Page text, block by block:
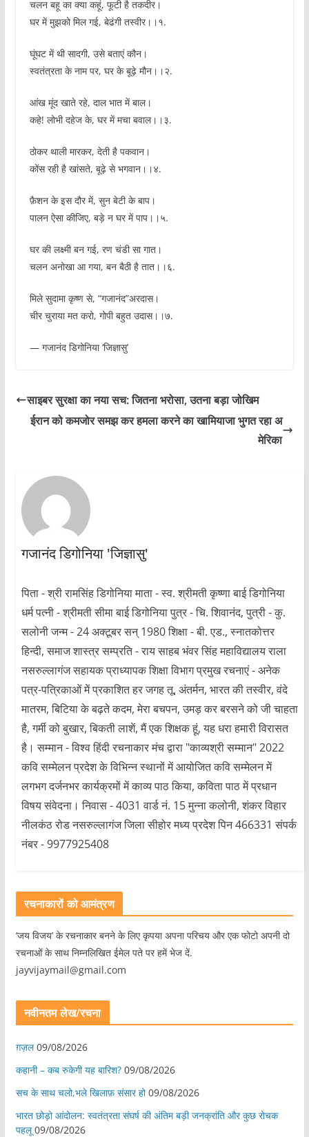
चलन बहू का क्या कहूं, फूटी है तकदीर।
घर में मुझको मिल गई, बेढंगी तस्वीर।।१.
घूंघट में थी सादगी, उसे बताएं कौन।
स्वतंत्रता के नाम पर, घर के बूढ़े मौन।।२.
आंख मूंद खाते रहे, दाल भात में बाल।
कहे! लोभी दहेज के, घर में मचा बवाल।।३.
ठोकर थाली मारकर, देती है पकवान।
कोंस रही है खांसते, बूढ़े से भगवान।।४.
फ़ैशन के इस दौर में, सुन बेटी के बाप।
पालन ऐसा कीजिए, बड़े न घर में पाप।।५.
घर की लक्ष्मी बन गई, रण चंडी सा गात।
चलन अनोखा आ गया, बन बैठी है तात।।६.
मिले सुदामा कृष्ण से, “गजानंद”अरदास।
चीर चुराया मत करो, गोपी बहुत उदास।।७.
— गजानंद डिगोनिया ‘जिज्ञासु’
साइबर सुरक्षा का नया सच: जितना भरोसा, उतना बड़ा जोखिम
ईरान को कमजोर समझ कर हमला करने का खामियाजा भुगत रहा अ
मेरिका
गजानंद डिगोनिया 'जिज्ञासु'
पिता - श्री रामसिंह डिगोनिया माता - स्व. श्रीमती कृष्णा बाई डिगोनिया
धर्म पत्नी - श्रीमती सीमा बाई डिगोनिया पुत्र - चि. शिवानंद, पुत्री - कु.
सलोनी जन्म - 24 अक्टूबर सन् 1980 शिक्षा - बी. एड., स्नातकोत्तर
हिन्दी, समाज शास्त्र सम्प्रति - राय साहब भंवर सिंह महाविद्यालय राला
नसरुल्लागंज सहायक प्राध्यापक शिक्षा विभाग प्रमुख रचनाएं - अनेक
पत्र-पत्रिकाओं में प्रकाशित हर जगह तू, अंतर्मन, भारत की तस्वीर, वंदे
मातरम, बिटिया के बढ़ते कदम, मेरा बचपन, उमड़ कर बरसने को जी चाहता
है, गर्मी को बुखार, बिकती लाशें, मैं एक शिक्षक हूं, यह धरा हमारी विरासत
है। सम्मान - विश्व हिंदी रचनाकार मंच द्वारा "काव्यश्री सम्मान" 2022
कवि सम्मेलन प्रदेश के विभिन्न स्थानों में आयोजित कवि सम्मेलन में
लगभग दर्जनभर कार्यक्रमों में काव्य पाठ किया, कविता पाठ में प्रधान
विषय संवेदना। निवास - 4031 वार्ड नं. 15 मुन्ना कलोनी, शंकर विहार
नीलकंठ रोड नसरुल्लागंज जिला सीहोर मध्य प्रदेश पिन 466331 संपर्क
नंबर - 9977925408
रचनाकारों को आमंत्रण
‘जय विजय’ के रचनाकार बनने के लिए कृपया अपना परिचय और एक फोटो अपनी दो
रचनाओं के साथ निम्नलिखित ईमेल पते पर हमें भेज दें.
jayvijaymail@gmail.com
नवीनतम लेख/रचना
ग़ज़ल 09/08/2026
कहानी – कब रुकेगी यह बारिश? 09/08/2026
सच के साथ चलो,भले खिलाफ़ संसार हो 09/08/2026
भारत छोड़ो आंदोलन: स्वतंत्रता संघर्ष की अंतिम बड़ी जनक्रांति और कुछ रोचक
पहलू 09/08/2026